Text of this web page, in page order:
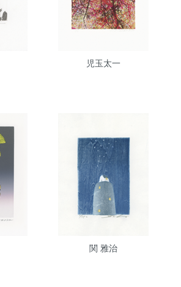
児玉太一
関 雅治